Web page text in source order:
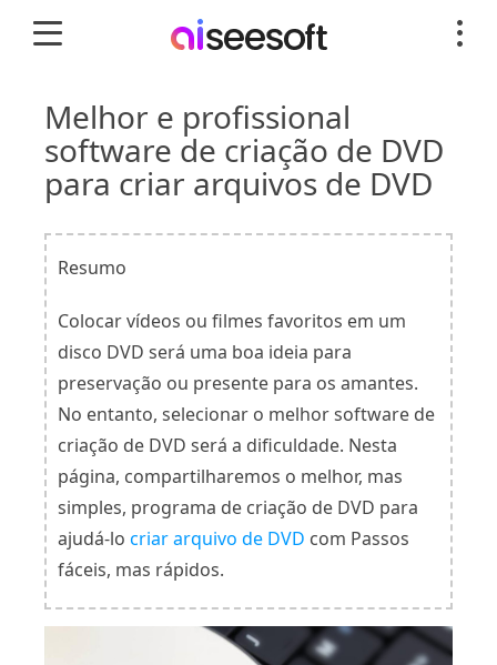
Melhor e profissional
software de criação de DVD
para criar arquivos de DVD
Resumo
Colocar vídeos ou filmes favoritos em um
disco DVD será uma boa ideia para
preservação ou presente para os amantes.
No entanto, selecionar o melhor software de
criação de DVD será a dificuldade. Nesta
página, compartilharemos o melhor, mas
simples, programa de criação de DVD para
ajudá-lo criar arquivo de DVD com Passos
fáceis, mas rápidos.